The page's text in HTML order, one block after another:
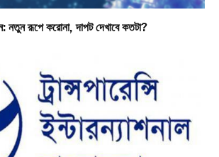
নতুন রূপে করোনা, দাপট দেখাবে কতটা?